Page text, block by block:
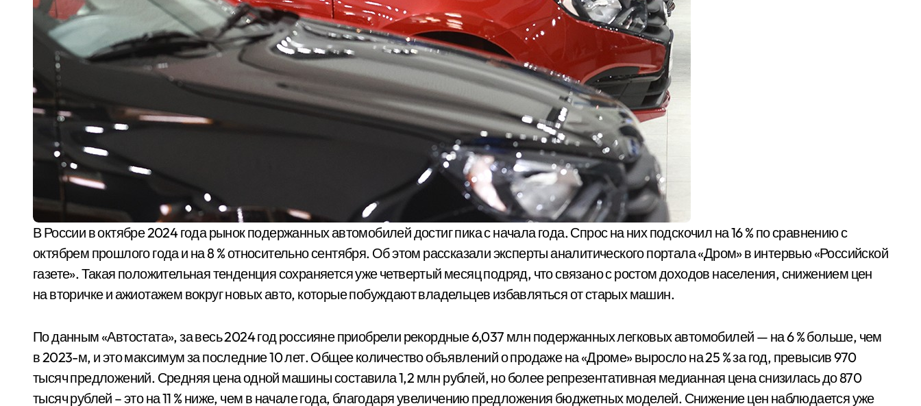
В России в октябре 2024 года рынок подержанных автомобилей достиг пика с начала года. Спрос на них подскочил на 16 % по сравнению с
октябрем прошлого года и на 8 % относительно сентября. Об этом рассказали эксперты аналитического портала «Дром» в интервью «Российской
газете». Такая положительная тенденция сохраняется уже четвертый месяц подряд, что связано с ростом доходов населения, снижением цен
на вторичке и ажиотажем вокруг новых авто, которые побуждают владельцев избавляться от старых машин.
По данным «Автостата», за весь 2024 год россияне приобрели рекордные 6,037 млн подержанных легковых автомобилей — на 6 % больше, чем
в 2023-м, и это максимум за последние 10 лет. Общее количество объявлений о продаже на «Дроме» выросло на 25 % за год, превысив 970
тысяч предложений. Средняя цена одной машины составила 1,2 млн рублей, но более репрезентативная медианная цена снизилась до 870
тысяч рублей – это на 11 % ниже, чем в начале года, благодаря увеличению предложения бюджетных моделей. Снижение цен наблюдается уже